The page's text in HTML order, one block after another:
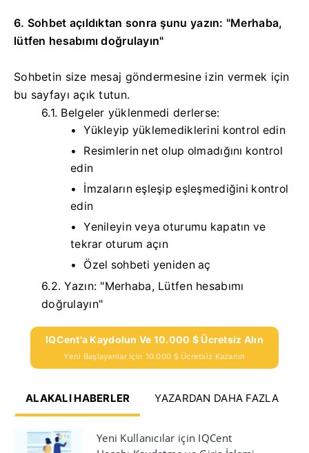
6. Sohbet açıldıktan sonra şunu yazın: "Merhaba,
lütfen hesabımı doğrulayın"
Sohbetin size mesaj göndermesine izin vermek için
bu sayfayı açık tutun.
6.1. Belgeler yüklenmedi derlerse:
Yükleyip yüklemediklerini kontrol edin
Resimlerin net olup olmadığını kontrol
edin
İmzaların eşleşip eşleşmediğini kontrol
edin
Yenileyin veya oturumu kapatın ve
tekrar oturum açın
Özel sohbeti yeniden aç
6.2.Yazın: "Merhaba, Lütfen hesabımı
doğrulayın"
IQCent'a Kaydolun Ve 10.000 $ Ücretsiz Alın
Yeni Başlayanlar Için 10.000 $ Ücretsiz Kazanın
ALAKALI HABERLER YAZARDAN DAHA FAZLA
Yeni Kullanıcılar için IQCent